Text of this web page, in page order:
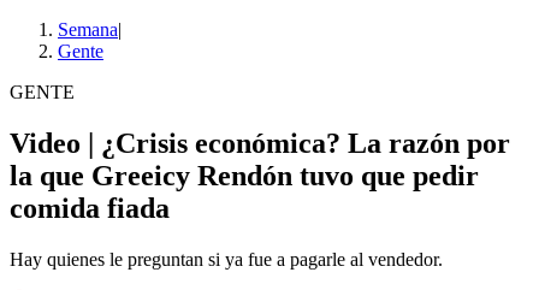
Semana|
Gente
GENTE
Video | ¿Crisis económica? La razón por
la que Greeicy Rendón tuvo que pedir
comida fiada
Hay quienes le preguntan si ya fue a pagarle al vendedor.